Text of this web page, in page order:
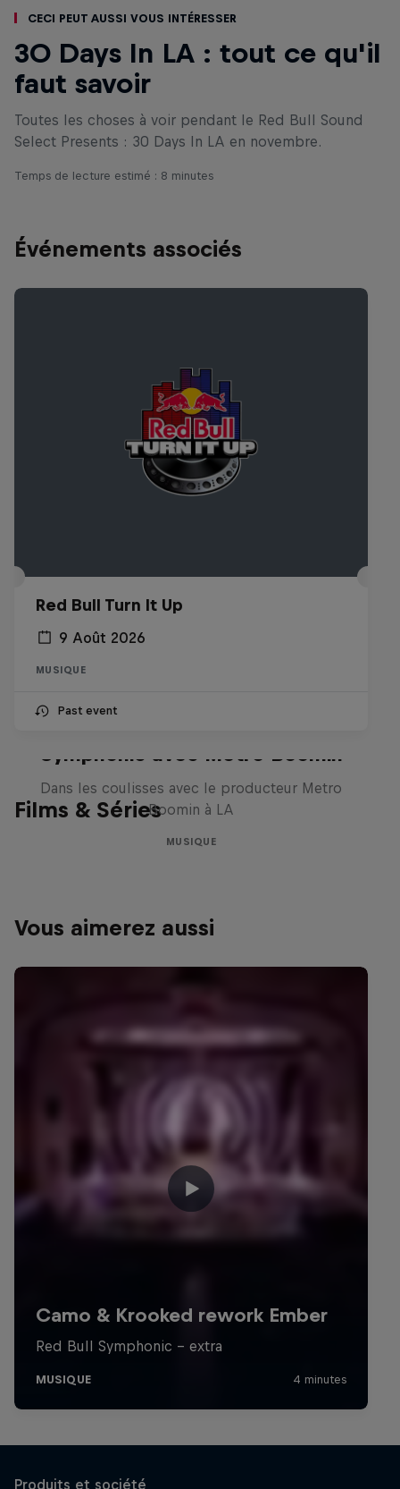
Ceci peut aussi vous intéresser
30 Days In LA : tout ce qu'il
faut savoir
Toutes les choses à voir pendant le Red Bull Sound
Select Presents : 30 Days In LA en novembre.
Temps de lecture estimé : 8 minutes
Événements associés
Red Bull Turn It Up
9 Août 2026
MUSIQUE
Past event
Films & Séries
Symphonic avec Metro Boomin
Dans les coulisses avec le producteur Metro
Boomin à LA
MUSIQUE
Vous aimerez aussi